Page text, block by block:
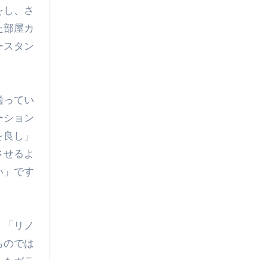
、さ
部屋カ
スタン
ってい
ション
し」
るよ
」です
リノ
のでは